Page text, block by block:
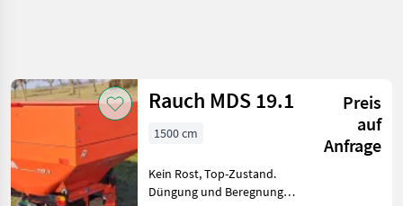
Rauch MDS 19.1
Preis
auf
Anfrage
1500 cm
Kein Rost, Top-Zustand.
Düngung und Beregnung